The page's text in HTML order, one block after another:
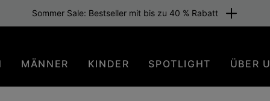
Sommer Sale: Bestseller mit bis zu 40 % Rabatt
MÄNNER KINDER SPOTLIGHT ÜBER